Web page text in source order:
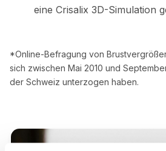
eine Crisalix 3D-Simulation
*Online-Befragung von
sich zwischen Mai 2010 und
der Schweiz unterzogen haben.